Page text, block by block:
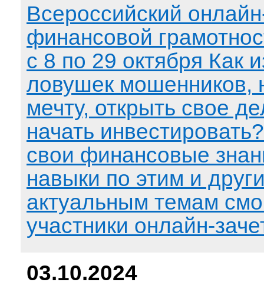
Всероссийский
финансовой
с 8 по 29 октября Как
ловушек мошенников,
мечту, открыть свое
начать
свои финансовые
навыки по этим и
актуальным темам
участники онлайн-
03.10.2024